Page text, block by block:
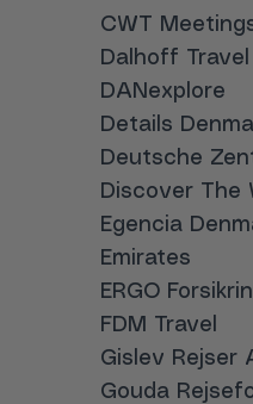
CWT
Dalhoff Travel
DANexplore
Details
Deutsche
Discover The
Egencia
Emirates
ERGO
FDM Travel
Gislev Rejser
Gouda